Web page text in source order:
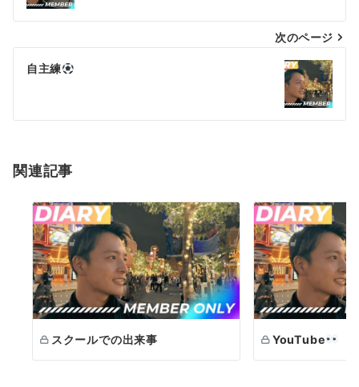
ナ
ビ
ゲ
シ
ン
次のページ
自主練
関連記事
スクールでの出来事 YouTube